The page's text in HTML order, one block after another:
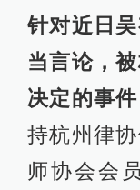
针对近日
当言论，
决定的事件
持杭州律
师协会会